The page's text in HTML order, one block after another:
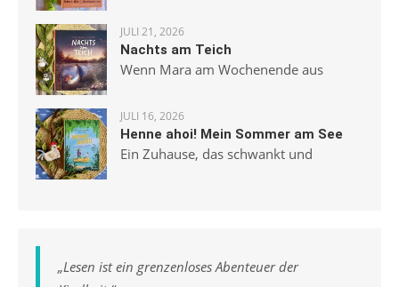
JULI 21, 2026
Nachts am Teich
Wenn Mara am Wochenende aus
JULI 16, 2026
Henne ahoi! Mein Sommer am See
Ein Zuhause, das schwankt und
„Lesen ist ein grenzenloses Abenteuer der